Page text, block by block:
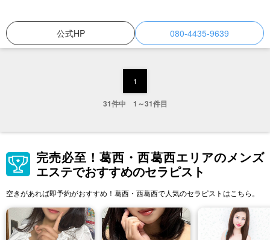
公式HP 080-4435-9639
1
31件中 1～31件目
完売必至！葛西・西葛西エリアのメンズ
エステでおすすめのセラピスト
空きがあれば即予約がおすすめ！葛西・西葛西で人気のセラピストはこちら。